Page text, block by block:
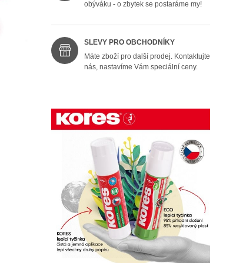
obýváku - o zbytek se postaráme my!
SLEVY PRO OBCHODNÍKY
Máte zboží pro další prodej. Kontaktujte
nás, nastavíme Vám speciální ceny.